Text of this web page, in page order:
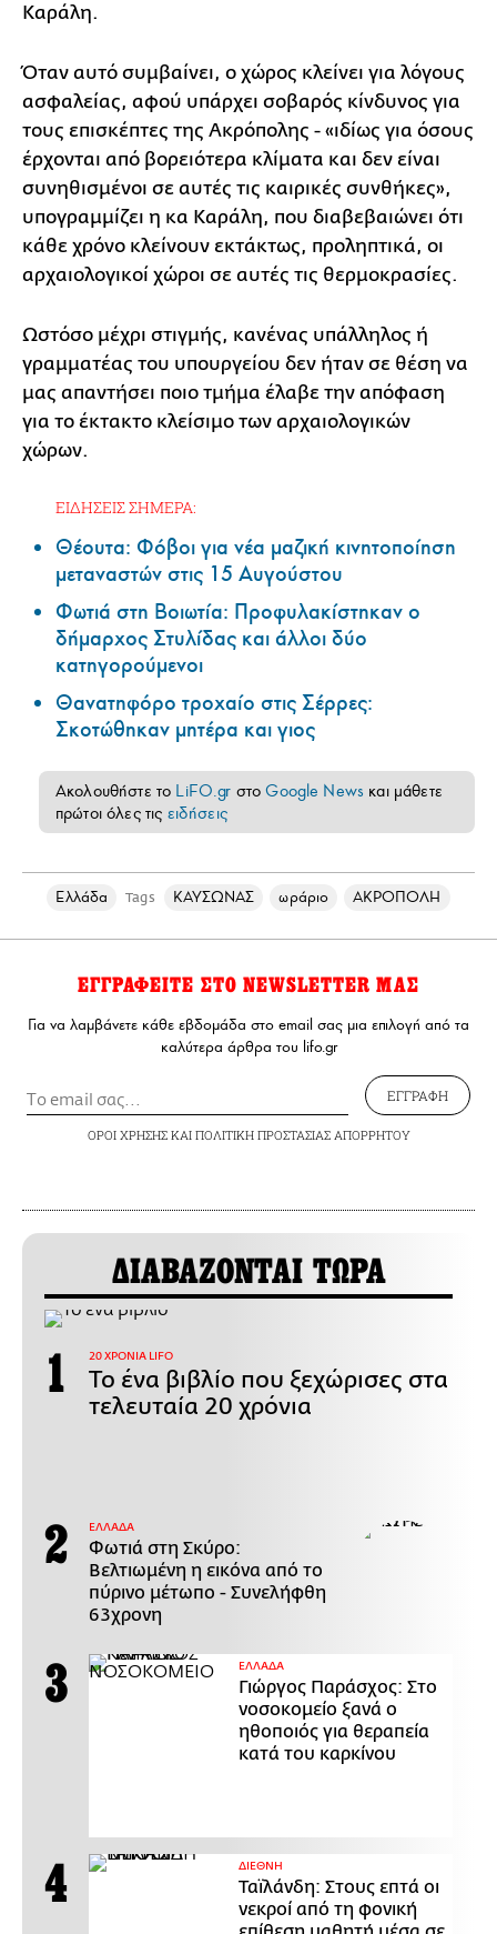
Καράλη.
Όταν αυτό συμβαίνει, ο χώρος κλείνει για λόγους
ασφαλείας, αφού υπάρχει σοβαρός κίνδυνος για
τους επισκέπτες της Ακρόπολης - «ιδίως για όσους
έρχονται από βορειότερα κλίματα και δεν είναι
συνηθισμένοι σε αυτές τις καιρικές συνθήκες»,
υπογραμμίζει η κα Καράλη, που διαβεβαιώνει ότι
κάθε χρόνο κλείνουν εκτάκτως, προληπτικά, οι
αρχαιολογικοί χώροι σε αυτές τις θερμοκρασίες.
Ωστόσο μέχρι στιγμής, κανένας υπάλληλος ή
γραμματέας του υπουργείου δεν ήταν σε θέση να
μας απαντήσει ποιο τμήμα έλαβε την απόφαση
για το έκτακτο κλείσιμο των αρχαιολογικών
χώρων.
ΕΙΔΗΣΕΙΣ ΣΗΜΕΡΑ:
Θέουτα: Φόβοι για νέα μαζική κινητοποίηση
μεταναστών στις 15 Αυγούστου
Φωτιά στη Βοιωτία: Προφυλακίστηκαν ο
δήμαρχος Στυλίδας και άλλοι δύο
κατηγορούμενοι
Θανατηφόρο τροχαίο στις Σέρρες:
Σκοτώθηκαν μητέρα και γιος
Ακολουθήστε το LiFO.gr στοGoogle News και μάθετε
πρώτοι όλες τις ειδήσεις
Ελλάδα Tags ΚΑΥΣΩΝΑΣ ωράριο ΑΚΡΟΠΟΛΗ
ΕΓΓΡΑΦΕΙΤΕ ΣΤΟ NEWSLETTER ΜΑΣ
Για να λαμβάνετε κάθε εβδομάδα στο email σας μια επιλογή από τα
καλύτερα άρθρα του lifo.gr
ΕΓΓΡΑΦΗ
ΟΡΟΙ ΧΡΗΣΗΣΚΑΙ ΠΟΛΙΤΙΚΗ ΠΡΟΣΤΑΣΙΑΣ ΑΠΟΡΡΗΤΟΥ
ΔΙΑΒΑΖΟΝΤΑΙ ΤΩΡΑ
20 ΧΡΟΝΙΑ LIFO
Το ένα βιβλίο που ξεχώρισες στα
τελευταία 20 χρόνια
ΕΛΛΑΔΑ
Φωτιά στη Σκύρο:
Βελτιωμένη η εικόνα από το
πύρινο μέτωπο - Συνελήφθη
63χρονη
ΕΛΛΑΔΑ
Γιώργος Παράσχος: Στο
νοσοκομείο ξανά ο
ηθοποιός για θεραπεία
κατά του καρκίνου
ΔΙΕΘΝΗ
Ταϊλάνδη: Στους επτά οι
νεκροί από τη φονική